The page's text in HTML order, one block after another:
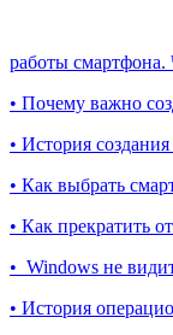
работы смартфона.
• Почему важно
• История
• Как выбрать
• Как прекратить
• Windows не
• История